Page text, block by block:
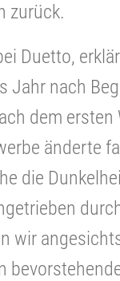
zurück.
Duetto,
Jahr nach
dem
änderte
die
wir